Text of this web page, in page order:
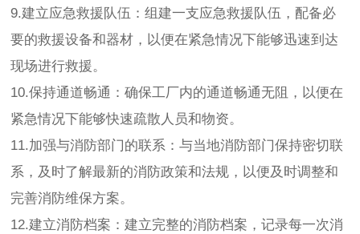
9.建立应急救援队伍：组建一支应急救援队伍，配备必
要的救援设备和器材，以便在紧急情况下能够迅速到达
现场进行救援。
10.保持通道畅通：确保工厂内的通道畅通无阻，以便在
紧急情况下能够快速疏散人员和物资。
11.加强与消防部门的联系：与当地消防部门保持密切联
系，及时了解最新的消防政策和法规，以便及时调整和
完善消防维保方案。
12.建立消防档案：建立完整的消防档案，记录每一次消